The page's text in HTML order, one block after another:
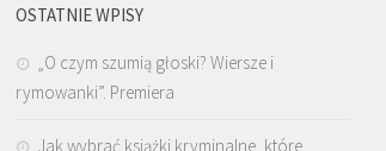
OSTATNIE WPISY
„O czym szumią głoski? Wiersze i
rymowanki”. Premiera
Jak wybrać książki kryminalne, które